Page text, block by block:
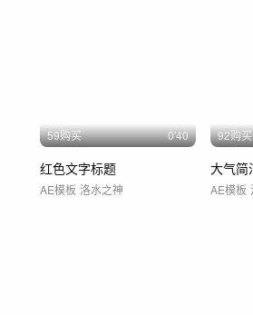
59购买 0'40
红色文字标题
AE模板 洛水之神
92购买
大气简
AE模板